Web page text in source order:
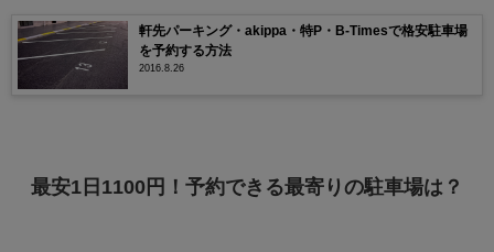
軒先パーキング・akippa・特P・B-Timesで格安駐車場
を予約する方法
2016.8.26
最安1日1100円！予約できる最寄りの駐車場は？